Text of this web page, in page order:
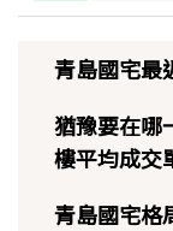
青島國宅最
猶豫要在哪
樓平均成交
青島國宅格